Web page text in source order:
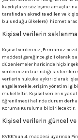
kaydıyla ve sözleşme
tarafından akredite edilen ve
bulunduğu ülkelere) hizmet
Kişisel verilerin
Kişisel verileriniz, Firmamız
maddesi gereğince gizli olarak
düzenlemeler haricinde hiçbir
verilerinizin barındığı sistemleri
verilerin hukuka aykırı olarak
engellemekle, erişim yönetimi
mükelleftir. Kişisel verilerin
öğrenilmesi halinde durum
Koruma Kurulu’na bildirilecektir.
Kişisel verilerin güncel
KVKK’nun 4. maddesi uyarınca